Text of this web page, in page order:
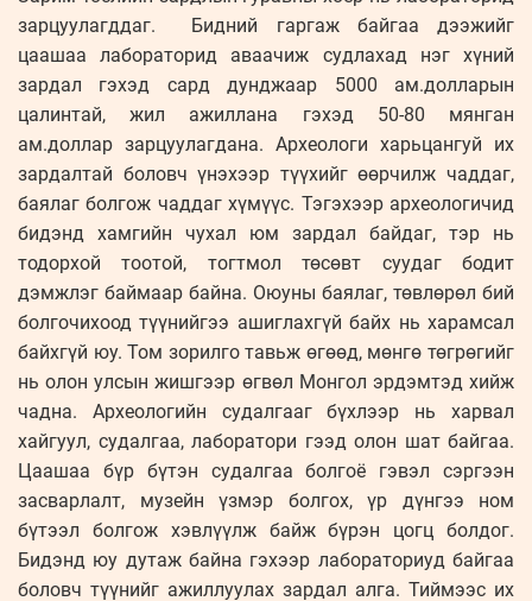
зарцуулагддаг. Бидний гаргаж байгаа дээжийг
цаашаа лабораторид аваачиж судлахад нэг хүний
зардал гэхэд сард дунджаар 5000 ам.долларын
цалинтай, жил ажиллана гэхэд 50-80 мянган
ам.доллар зарцуулагдана. Археологи харьцангуй их
зардалтай боловч үнэхээр түүхийг өөрчилж чаддаг,
баялаг болгож чаддаг хүмүүс. Тэгэхээр археологичид
бидэнд хамгийн чухал юм зардал байдаг, тэр нь
тодорхой тоотой, тогтмол төсөвт суудаг бодит
дэмжлэг баймаар байна. Оюуны баялаг, төвлөрөл бий
болгочихоод түүнийгээ ашиглахгүй байх нь харамсал
байхгүй юу. Том зорилго тавьж өгөөд, мөнгө төгрөгийг
нь олон улсын жишгээр өгвөл Монгол эрдэмтэд хийж
чадна. Археологийн судалгааг бүхлээр нь харвал
хайгуул, судалгаа, лаборатори гээд олон шат байгаа.
Цаашаа бүр бүтэн судалгаа болгоё гэвэл сэргээн
засварлалт, музейн үзмэр болгох, үр дүнгээ ном
бүтээл болгож хэвлүүлж байж бүрэн цогц болдог.
Бидэнд юу дутаж байна гэхээр лабораториуд байгаа
боловч түүнийг ажиллуулах зардал алга. Тиймээс их